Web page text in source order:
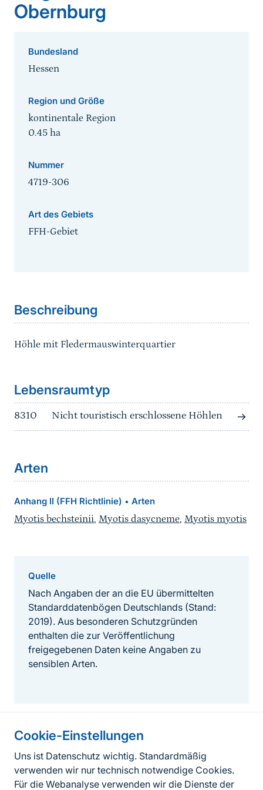
Cookie-Einstellungen
Uns ist Datenschutz wichtig. Standardmäßig
verwenden wir nur technisch notwendige Cookies.
Für die Webanalyse verwenden wir die Dienste der
Obernburg
Bundesland
Hessen
Region und Größe
kontinentale Region
0.45 ha
Nummer
4719-306
Art des Gebiets
FFH-Gebiet
Beschreibung
Höhle mit Fledermauswinterquartier
Lebensraumtyp
8310 Nicht touristisch erschlossene Höhlen
Arten
Anhang II (FFH Richtlinie) • Arten
Myotis bechsteinii, Myotis dasycneme, Myotis myotis
Quelle
Nach Angaben der an die EU übermittelten
Standarddatenbögen Deutschlands (Stand:
2019). Aus besonderen Schutzgründen
enthalten die zur Veröffentlichung
freigegebenen Daten keine Angaben zu
sensiblen Arten.
Informationen zur Seite
FußzeileKontakt zum BfN